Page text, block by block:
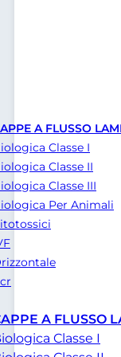
A FLUSSO
Classe I
Classe II
Classe III
Per Animali
A FLUSSO
Classe I